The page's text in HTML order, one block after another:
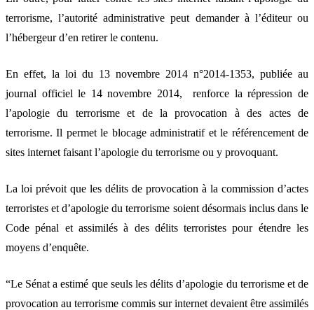
terrorisme, l’autorité administrative peut demander à l’éditeur ou
l’hébergeur d’en retirer le contenu.
En effet, la loi du 13 novembre 2014 n°2014-1353, publiée au
journal officiel le 14 novembre 2014, renforce la répression de
l’apologie du terrorisme et de la provocation à des actes de
terrorisme. Il permet le blocage administratif et le référencement de
sites internet faisant l’apologie du terrorisme ou y provoquant.
La loi prévoit que les délits de provocation à la commission d’actes
terroristes et d’apologie du terrorisme soient désormais inclus dans le
Code pénal et assimilés à des délits terroristes pour étendre les
moyens d’enquête.
“Le Sénat a estimé que seuls les délits d’apologie du terrorisme et de
provocation au terrorisme commis sur internet devaient être assimilés